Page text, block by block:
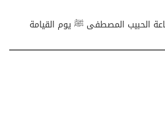
الحبيب المصطفى ﷺ يوم القيامة